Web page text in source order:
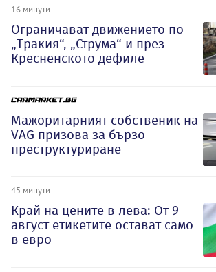
16 минути
Ограничават движението по
„Тракия“, „Струма“ и през
Кресненското дефиле
Мажоритарният собственик на
VAG призова за бързо
преструктуриране
45 минути
Край на цените в лева: От 9
август етикетите остават само
в евро